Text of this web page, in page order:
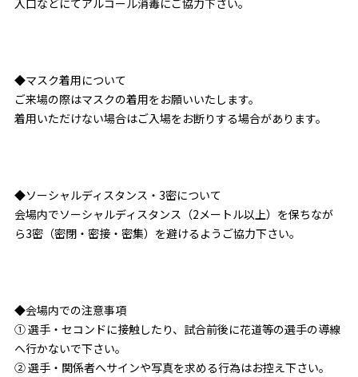
入口などにてアルコール消毒にご協力下さい。
◆マスク着用について
ご来場の際はマスクの着用をお願いいたします。
着用いただけない場合はご入場をお断りする場合があります。
◆ソーシャルディスタンス・3密について
会場内でソーシャルディスタンス（2メートル以上）を保ちなが
ら3密（密閉・密接・密集）を避けるようご協力下さい。
◆会場内での注意事項
① 選手・セコンドに接触したり、試合前後に花道等の選手の導線
へ行かないで下さい。
② 選手・関係者へサインや写真を求める行為はお控え下さい。